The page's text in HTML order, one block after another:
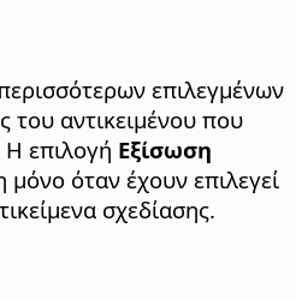
επιλεγμένων
του αντικειμένου που
Η επιλογή Εξίσωση
μόνο όταν έχουν επιλεγεί
σχεδίασης.